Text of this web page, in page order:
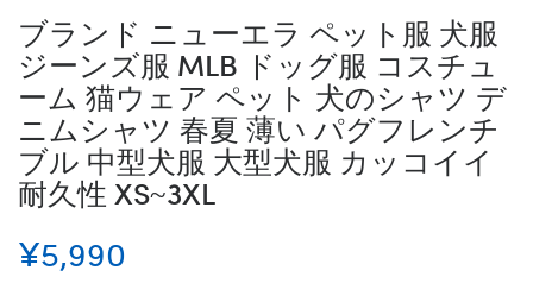
ブランド ニューエラ ペット服 犬服
ジーンズ服 MLB ドッグ服 コスチュ
ーム 猫ウェア ペット 犬のシャツ デ
ニムシャツ 春夏 薄い パグフレンチ
ブル 中型犬服 大型犬服 カッコイイ
耐久性 XS~3XL
¥5,990